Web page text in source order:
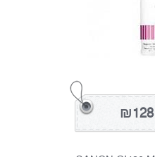
₪128